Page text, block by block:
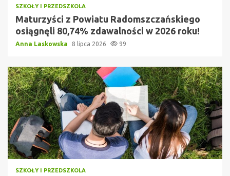
SZKOŁY I PRZEDSZKOLA
Maturzyści z Powiatu Radomszczańskiego
osiągnęli 80,74% zdawalności w 2026 roku!
Anna Laskowska 8 lipca 2026 99
SZKOŁY I PRZEDSZKOLA